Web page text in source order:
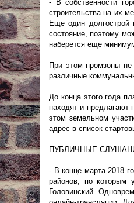
- В собственности
строительства на их
Еще один долгострой
состояние, поэтому
наберется еще
При этом промзоны не
различные
До конца этого года
находят и предлагают
этом земельном
адрес в список
ПУБЛИЧНЫЕ
- В конце марта 2018
районов, по которым
Головинский.